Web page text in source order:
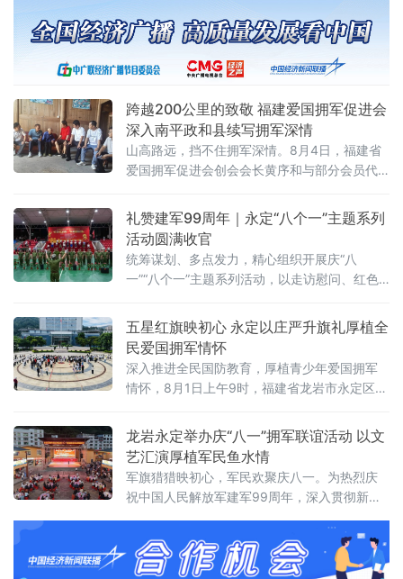
三名退役军人代表结合自身经历踊跃发言，分
享了从军营转向地方生活的适应过程，以及参
与基层治理、助力家乡建设的实践体会。区退
役军人事务局工作人员认真记录他们在退役安
跨越200公里的致敬 福建爱国拥军促进会
深入南平政和县续写拥军深情
山高路远，挡不住拥军深情。8月4日，福建省
爱国拥军促进会创会会长黄序和与部分会员代
名革命老区南平市政和县，看望慰问老退役军
人。这是今年“八一”建军节期间，该会系列慰问
活动的重要一站。在政和县副县长陈海、县退
役军人事务局党组书记邵建才等陪同下，慰问
组一行顶着酷暑，翻山越岭，走村入户，先后
礼赞建军99周年｜永定“八个一”主题系列
活动圆满收官
统筹谋划、多点发力，精心组织开展庆“八
一”“八个一”主题系列活动，以走访慰问、红色
载体，用心用情做好退役
五星红旗映初心 永定以庄严升旗礼厚植全
民爱国拥军情怀
深入推进全民国防教育，厚植青少年爱国拥军
情怀，8月1日上午9时，福建省龙岩市永定区在
升旗仪式。全区广大干部群众、各中小学学生
代表齐聚广场，共同见证五星红旗冉冉升起，
以庄重仪式致敬人民军队、致敬退役军人。永
定区“尊崇向阳”退役军人国旗护卫队精神抖擞、
迈着铿锵正步护送五星
龙岩永定举办庆“八一”拥军联谊活动 以文
艺汇演厚植军民鱼水情
军旗猎猎映初心，军民欢聚庆八一。为热烈庆
祝中国人民解放军建军99周年，深入贯彻新时
日，由福建省龙岩市永定区委宣传部、区人武
部指导，区退役军人事务局、区青年创业商会
主办的“赓续红色血脉·致敬军旅荣光”庆“八一”拥